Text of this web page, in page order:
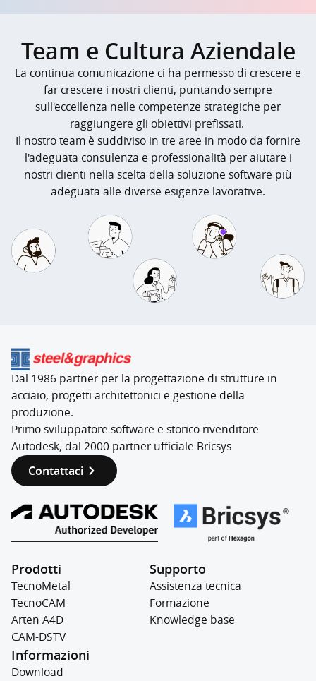
Team e Cultura Aziendale
La continua comunicazione ci ha permesso di crescere e
far crescere i nostri clienti, puntando sempre
sull'eccellenza nelle competenze strategiche per
raggiungere gli obiettivi prefissati.
Il nostro team è suddiviso in tre aree in modo da fornire
l'adeguata consulenza e professionalità per aiutare i
nostri clienti nella scelta della soluzione software più
adeguata alle diverse esigenze lavorative.
Dal 1986 partner per la progettazione di strutture in
acciaio, progetti architettonici e gestione della
produzione.
Primo sviluppatore software e storico rivenditore
Autodesk, dal 2000 partner ufficiale Bricsys
Contattaci
Prodotti
TecnoMetal
TecnoCAM
Arten A4D
CAM-DSTV
Supporto
Assistenza tecnica
Formazione
Knowledge base
Informazioni
Download